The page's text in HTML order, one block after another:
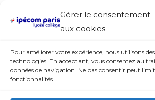
Gérer le consentement
aux cookies
Pour améliorer votre expérience, nous utilisons
technologies. En acceptant, vous consentez au
données de navigation. Ne pas consentir peut
fonctionnalités.
Haut potentiel
↗
↗